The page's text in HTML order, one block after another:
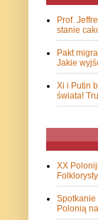
Prof.
stanie
Pakt
Jakie
Xi i Putin
świata!
XX
Spotkanie
Polonią